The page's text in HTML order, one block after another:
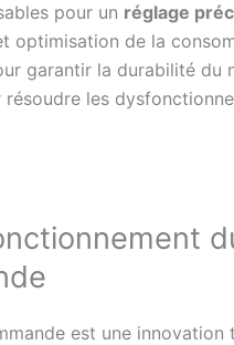
pour un réglage
optimisation de la
garantir la durabilité du
résoudre les
est une